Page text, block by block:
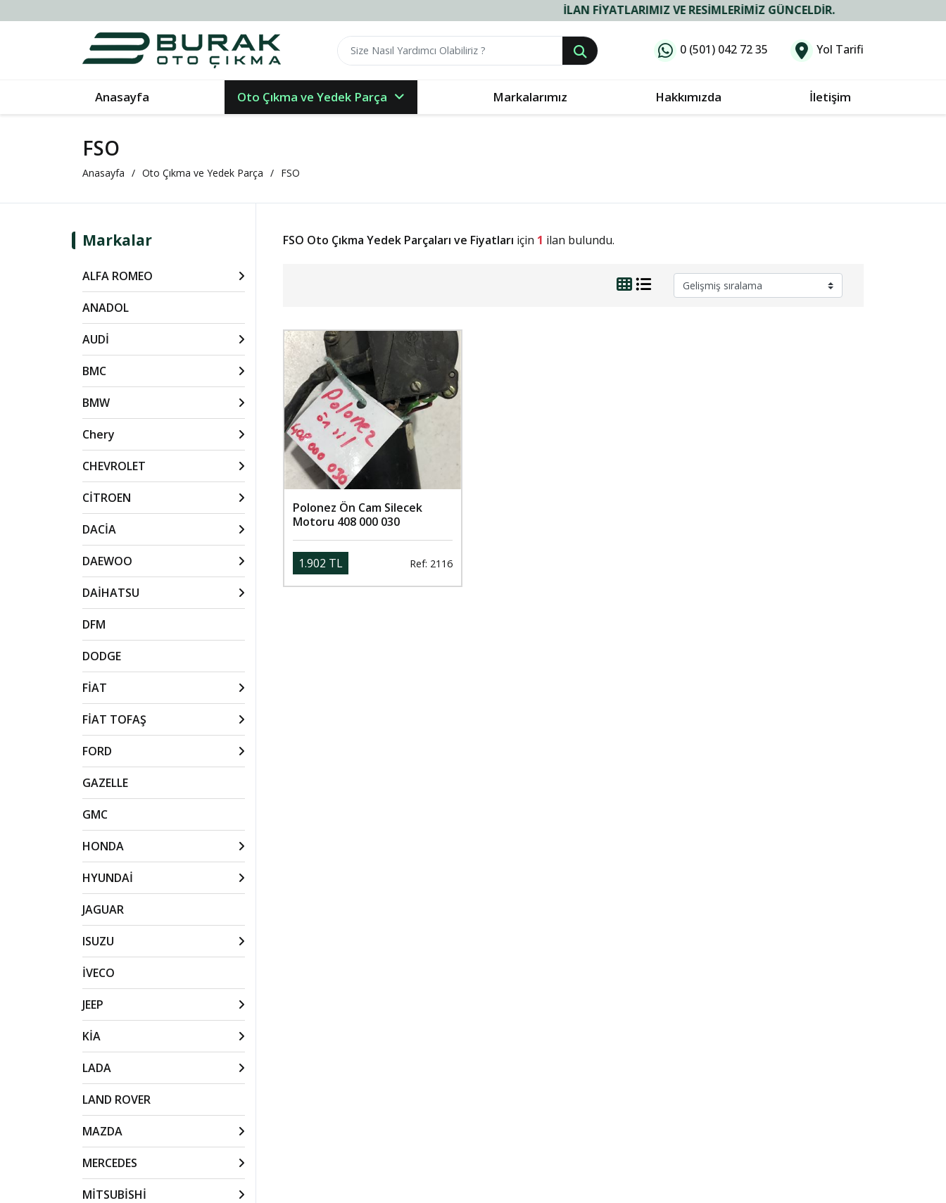
İLAN FIYATLARIMIZ VE RESIMLERIMIZ GÜNCELDIR.
0 (501) 042 72 35 Yol Tarifi
Anasayfa Oto Çıkma ve Yedek Parça Markalarımız Hakkımızda İletişim
FSO
Anasayfa Oto Çıkma ve Yedek Parça FSO
Markalar
ALFA ROMEO
ANADOL
AUDİ
BMC
BMW
Chery
CHEVROLET
CİTROEN
DACİA
DAEWOO
DAİHATSU
DFM
DODGE
FİAT
FİAT TOFAŞ
FORD
GAZELLE
GMC
HONDA
HYUNDAİ
JAGUAR
ISUZU
İVECO
JEEP
KİA
LADA
LAND ROVER
MAZDA
MERCEDES
MİTSUBİSHİ
FSO Oto Çıkma Yedek Parçaları ve Fiyatları için 1 ilan bulundu.
Polonez Ön Cam Silecek
Motoru 408 000 030
1.902 TL Ref: 2116